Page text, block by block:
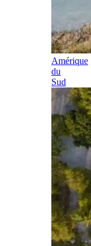
Amérique
du
Sud